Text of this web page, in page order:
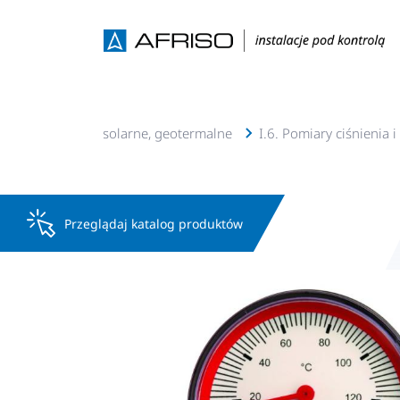
c.o., c.w.u, solarne, geotermalne I.6. Pomiary ciśnienia
Przeglądaj katalog produktów